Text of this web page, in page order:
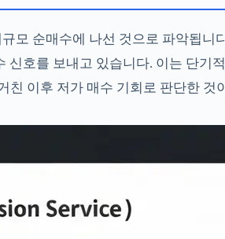
모 순매수에 나선 것으로 파악됩니
호를 보내고 있습니다. 이는 단기
이후 저가 매수 기회로 판단한 것